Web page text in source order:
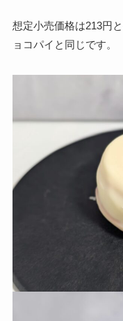
想定小売価格は213円
ョコパイと同じです。